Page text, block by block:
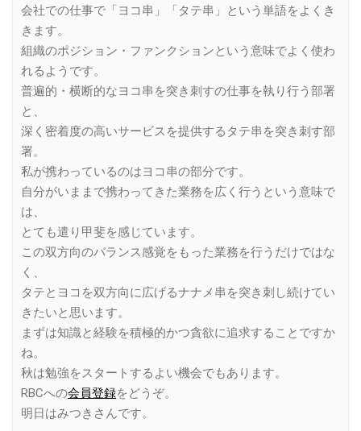
会社での仕事で「ヨコ串」「タテ串」という単語をよくき
きます。
組織のポジション・ファンクションという意味でよく使わ
れるようです。
普遍的・横断的なヨコ串を突き刺すの仕事を執り行う部署
と、
深く密着度の高いサービスを提供するタテ串を突き刺す部
署。
私が携わっているのはヨコ串の部分です。
自分がいままで携わってきた業務を広く行うという意味で
は、
とても遣り甲斐を感じています。
この双方向のバランス感覚をもった業務を行うだけではな
く、
タテとヨコを双方向に広げるナナメ串を突き刺し続けてい
きたいと思います。
まずは知識と経験を積極的かつ貪欲に追求することですか
ね。
秋は勉強をスタートするよい機会でもあります。
RBCへの会員登録をどうぞ。
明日はみつきさんです。